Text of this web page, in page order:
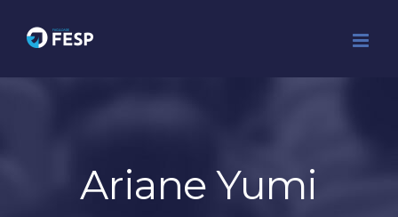
para
conteúdo
Ariane Yumi